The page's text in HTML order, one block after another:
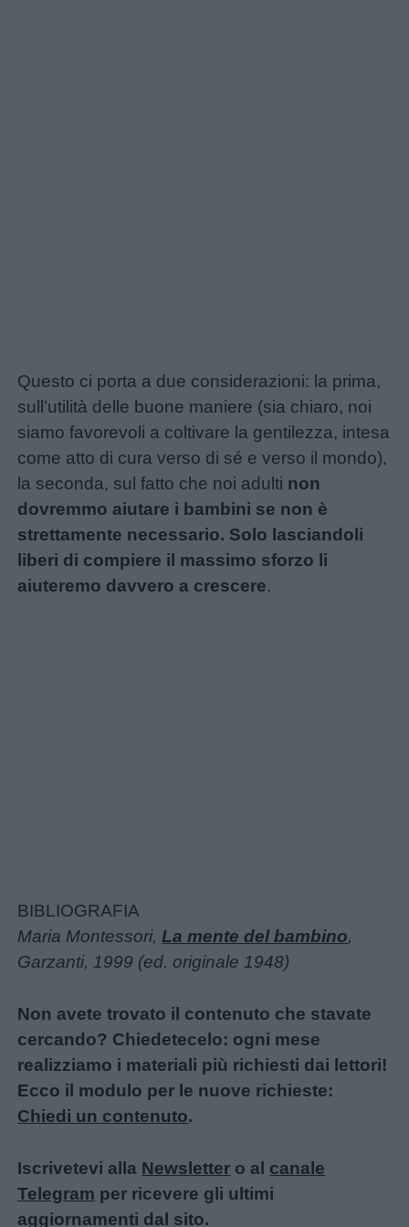
Questo ci porta a due considerazioni: la prima,
sull’utilità delle buone maniere (sia chiaro, noi
siamo favorevoli a coltivare la gentilezza, intesa
come atto di cura verso di sé e verso il mondo),
la seconda, sul fatto che noi adulti non
dovremmo aiutare i bambini se non è
strettamente necessario. Solo lasciandoli
liberi di compiere il massimo sforzo li
aiuteremo davvero a crescere.
BIBLIOGRAFIA
Maria Montessori,La mente del bambino,
Garzanti, 1999 (ed. originale 1948)
Non avete trovato il contenuto che stavate
cercando? Chiedetecelo: ogni mese
realizziamo i materiali più richiesti dai lettori!
Ecco il modulo per le nuove richieste:
Chiedi un contenuto.
Iscrivetevi alla Newsletter o al canale
Telegram per ricevere gli ultimi
aggiornamenti dal sito.